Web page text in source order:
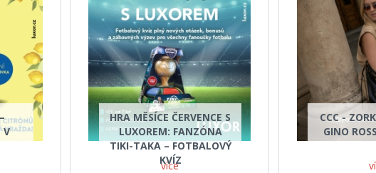
V
HRA MĚSÍCE ČERVENCE S
LUXOREM: FANZÓNA
TIKI-TAKA – FOTBALOVÝ
KVÍZ
více
CCC -
GINO